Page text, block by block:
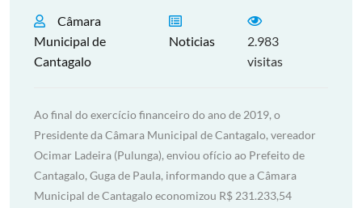
Câmara
Municipal de
Cantagalo
Noticias
2.983
visitas
Ao final do exercício financeiro do ano de 2019, o
Presidente da Câmara Municipal de Cantagalo, vereador
Ocimar Ladeira (Pulunga), enviou ofício ao Prefeito de
Cantagalo, Guga de Paula, informando que a Câmara
Municipal de Cantagalo economizou R$ 231.233,54